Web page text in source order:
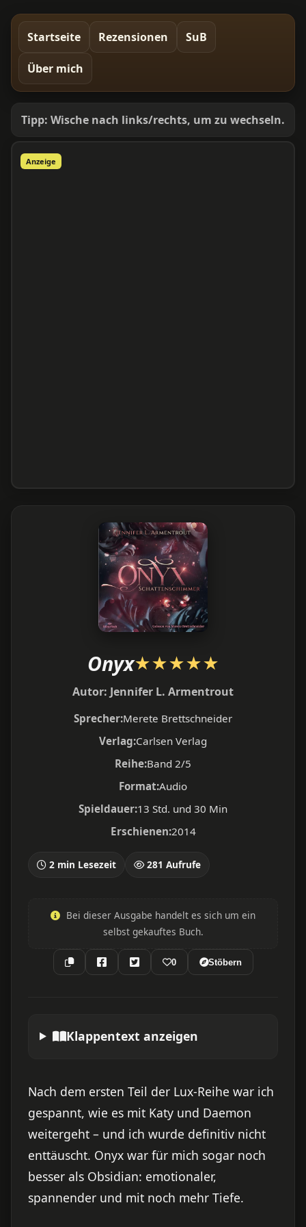
Startseite Rezensionen SuB
Über mich
Tipp: Wische nach links/rechts, um zu wechseln.
Anzeige
Onyx★★★★★
Autor: Jennifer L. Armentrout
Sprecher:Merete Brettschneider
Verlag:Carlsen Verlag
Reihe:Band 2/5
Format:Audio
Spieldauer:13 Std. und 30 Min
Erschienen:2014
2 min Lesezeit 281 Aufrufe
Bei dieser Ausgabe handelt es sich um ein
selbst gekauftes Buch.
0 Stöbern
Klappentext anzeigen
Nach dem ersten Teil der Lux-Reihe war ich
gespannt, wie es mit Katy und Daemon
weitergeht – und ich wurde definitiv nicht
enttäuscht. Onyx war für mich sogar noch
besser als Obsidian: emotionaler,
spannender und mit noch mehr Tiefe.